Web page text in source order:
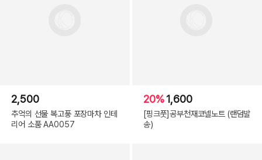
2,500
추억의 선물 복고풍 포장마차 인테
리어 소품 AA0057
20%1,600
[핑크풋]공부천재코넬노트 (랜덤발
송)